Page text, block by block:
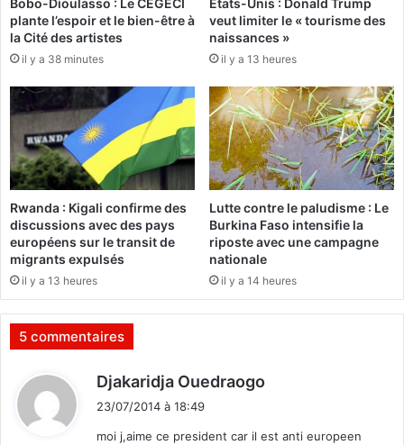
a
d
e
m
d
e
e
c
h
o
i
s
i
s
T
I
C
à
l
s
s
a
u
t
e
'
plante l’espoir et le bien-être à
la Cité des artistes
il y a 38 minutes
veut limiter le « tourisme des
naissances »
il y a 13 heures
Rwanda : Kigali confirme des
discussions avec des pays
européens sur le transit de
migrants expulsés
il y a 13 heures
Lutte contre le paludisme : Le
Burkina Faso intensifie la
riposte avec une campagne
nationale
il y a 14 heures
5 commentaires
Djakaridja Ouedraogo
23/07/2014 à 18:49
moi j,aime ce president car il est anti europeen